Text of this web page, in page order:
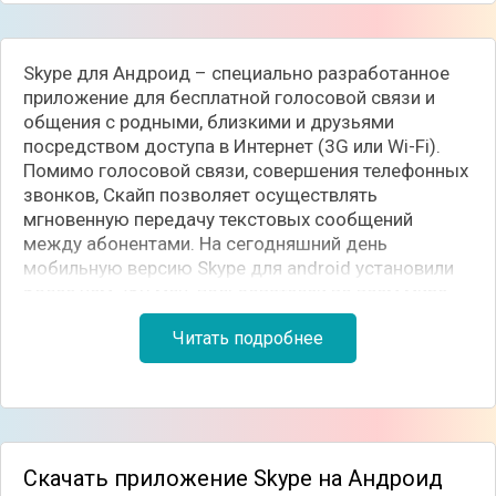
Skype для Андроид – специально разработанное
приложение для бесплатной голосовой связи и
общения с родными, близкими и друзьями
посредством доступа в Интернет (3G или Wi-Fi).
Помимо голосовой связи, совершения телефонных
звонков, Скайп позволяет осуществлять
мгновенную передачу текстовых сообщений
между абонентами. На сегодняшний день
мобильную версию Skype для android установили
Скайп на Андроид открывает пользователям
множество возможностей благодаря обширному
отправки СМС-сообщений другим пользователям, у
которых установлено данное приложение,
совершать телефонные звонки на стационарные
Читать подробнее
Скачать приложение Skype на Андроид